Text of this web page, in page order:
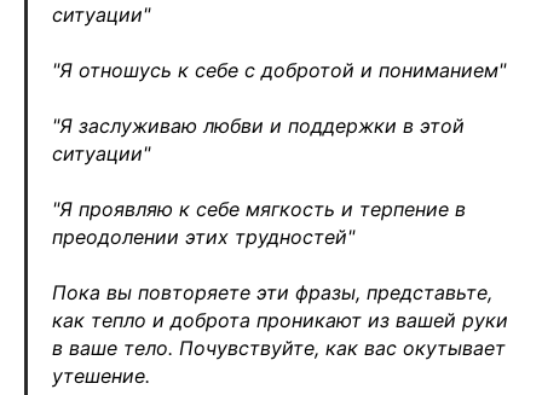
ситуации"
"Я отношусь к себе с добротой и пониманием"
"Я заслуживаю любви и поддержки в этой
ситуации"
"Я проявляю к себе мягкость и терпение в
преодолении этих трудностей"
Пока вы повторяете эти фразы, представьте,
как тепло и доброта проникают из вашей руки
в ваше тело. Почувствуйте, как вас окутывает
утешение.